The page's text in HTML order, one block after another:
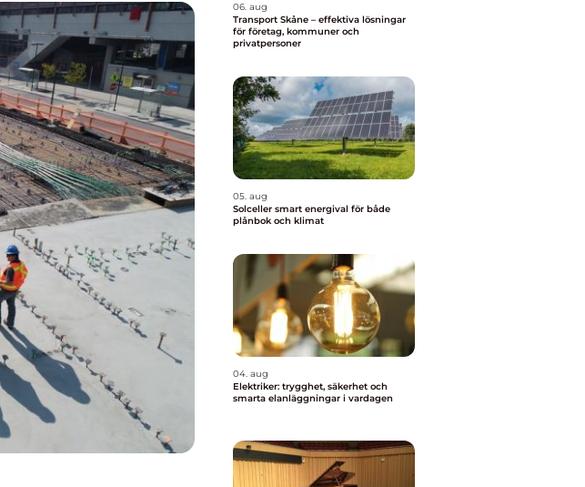
06. aug
Transport Skåne – effektiva lösningar
för företag, kommuner och
privatpersoner
05. aug
Solceller smart energival för både
plånbok och klimat
04. aug
Elektriker: trygghet, säkerhet och
smarta elanläggningar i vardagen